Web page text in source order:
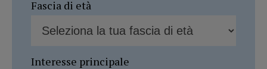
Fascia di età
Interesse principale